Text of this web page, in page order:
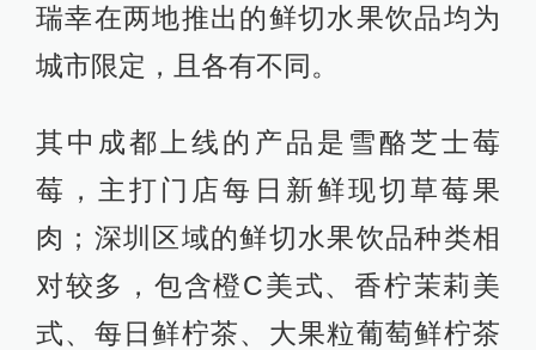
瑞幸在两地推出的鲜切水果饮品均为
城市限定，且各有不同。
其中成都上线的产品是雪酪芝士莓
莓，主打门店每日新鲜现切草莓果
肉；深圳区域的鲜切水果饮品种类相
对较多，包含橙C美式、香柠茉莉美
式、每日鲜柠茶、大果粒葡萄鲜柠茶